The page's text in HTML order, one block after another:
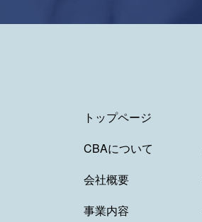
トップページ
CBAについて
会社概要
事業内容